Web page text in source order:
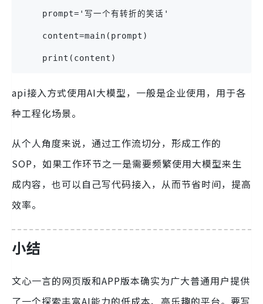
    prompt='写一个有转折的笑话'
    content=main(prompt)
    print(content)
api接入方式使用AI大模型，一般是企业使用，用于各
种工程化场景。
从个人角度来说，通过工作流切分，形成工作的
SOP，如果工作环节之一是需要频繁使用大模型来生
成内容，也可以自己写代码接入，从而节省时间，提高
效率。
小结
文心一言的网页版和APP版本确实为广大普通用户提供
了一个探索丰富AI能力的低成本、高乐趣的平台。要写